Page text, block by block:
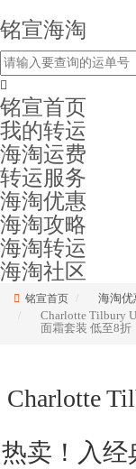
铭宣海淘
铭宣首页
我的转运
海淘运费
转运服务
海淘优惠
海淘攻略
海淘转运
海淘社区
铭宣首页 海淘优
Charlotte Tilbury
面霜套装 低至8折
Charlotte
热卖！入经